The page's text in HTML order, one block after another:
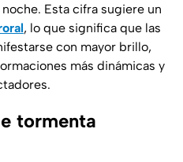
Esta cifra sugiere un
, lo que significa que las
con mayor brillo,
más dinámicas y
tormenta